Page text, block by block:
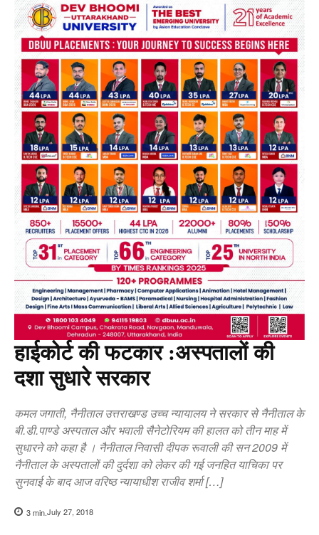
हाईकोर्ट की फटकार :अस्पतालों की
दशा सुधारे सरकार
कमल जगाती, नैनीताल उत्तराखण्ड उच्च न्यायालय ने सरकार से नैनीताल के
बी.डी.पाण्डे अस्पताल और भवाली सैनेटोरियम की हालत को तीन माह में
सुधारने को कहा है । नैनीताल निवासी दीपक रूवाली की सन 2009 में
नैनीताल के अस्पतालों की दुर्दशा को लेकर की गई जनहित याचिका पर
सुनवाई के बाद आज वरिष्ठ न्यायाधीश राजीव शर्मा […]
3min.July 27, 2018